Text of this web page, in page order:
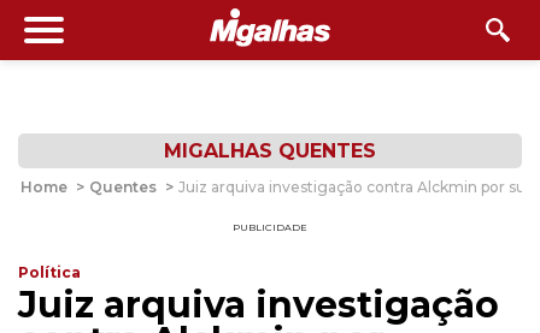
MIGALHAS QUENTES
Home > Quentes > Juiz arquiva investigação contra Alckmin por
PUBLICIDADE
Política
Juiz arquiva investigação